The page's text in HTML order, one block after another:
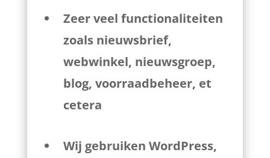
Zeer veel functionaliteiten
zoals nieuwsbrief,
webwinkel, nieuwsgroep,
blog, voorraadbeheer, et
cetera
Wij gebruiken WordPress,